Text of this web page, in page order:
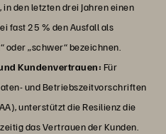
den letzten drei Jahren einen
fast 25 % den Ausfall als
oder „schwer“ bezeichnen.
Kundenvertrauen: Für
und Betriebszeitvorschriften
unterstützt die Resilienz die
das Vertrauen der Kunden.